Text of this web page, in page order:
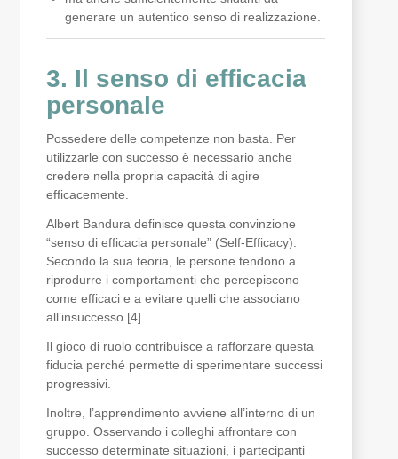
generare un autentico senso di realizzazione.
3. Il senso di efficacia
personale
Possedere delle competenze non basta. Per
utilizzarle con successo è necessario anche
credere nella propria capacità di agire
efficacemente.
Albert Bandura definisce questa convinzione
“senso di efficacia personale” (Self-Efficacy).
Secondo la sua teoria, le persone tendono a
riprodurre i comportamenti che percepiscono
come efficaci e a evitare quelli che associano
all’insuccesso [4].
Il gioco di ruolo contribuisce a rafforzare questa
fiducia perché permette di sperimentare successi
progressivi.
Inoltre, l’apprendimento avviene all’interno di un
gruppo. Osservando i colleghi affrontare con
successo determinate situazioni, i partecipanti